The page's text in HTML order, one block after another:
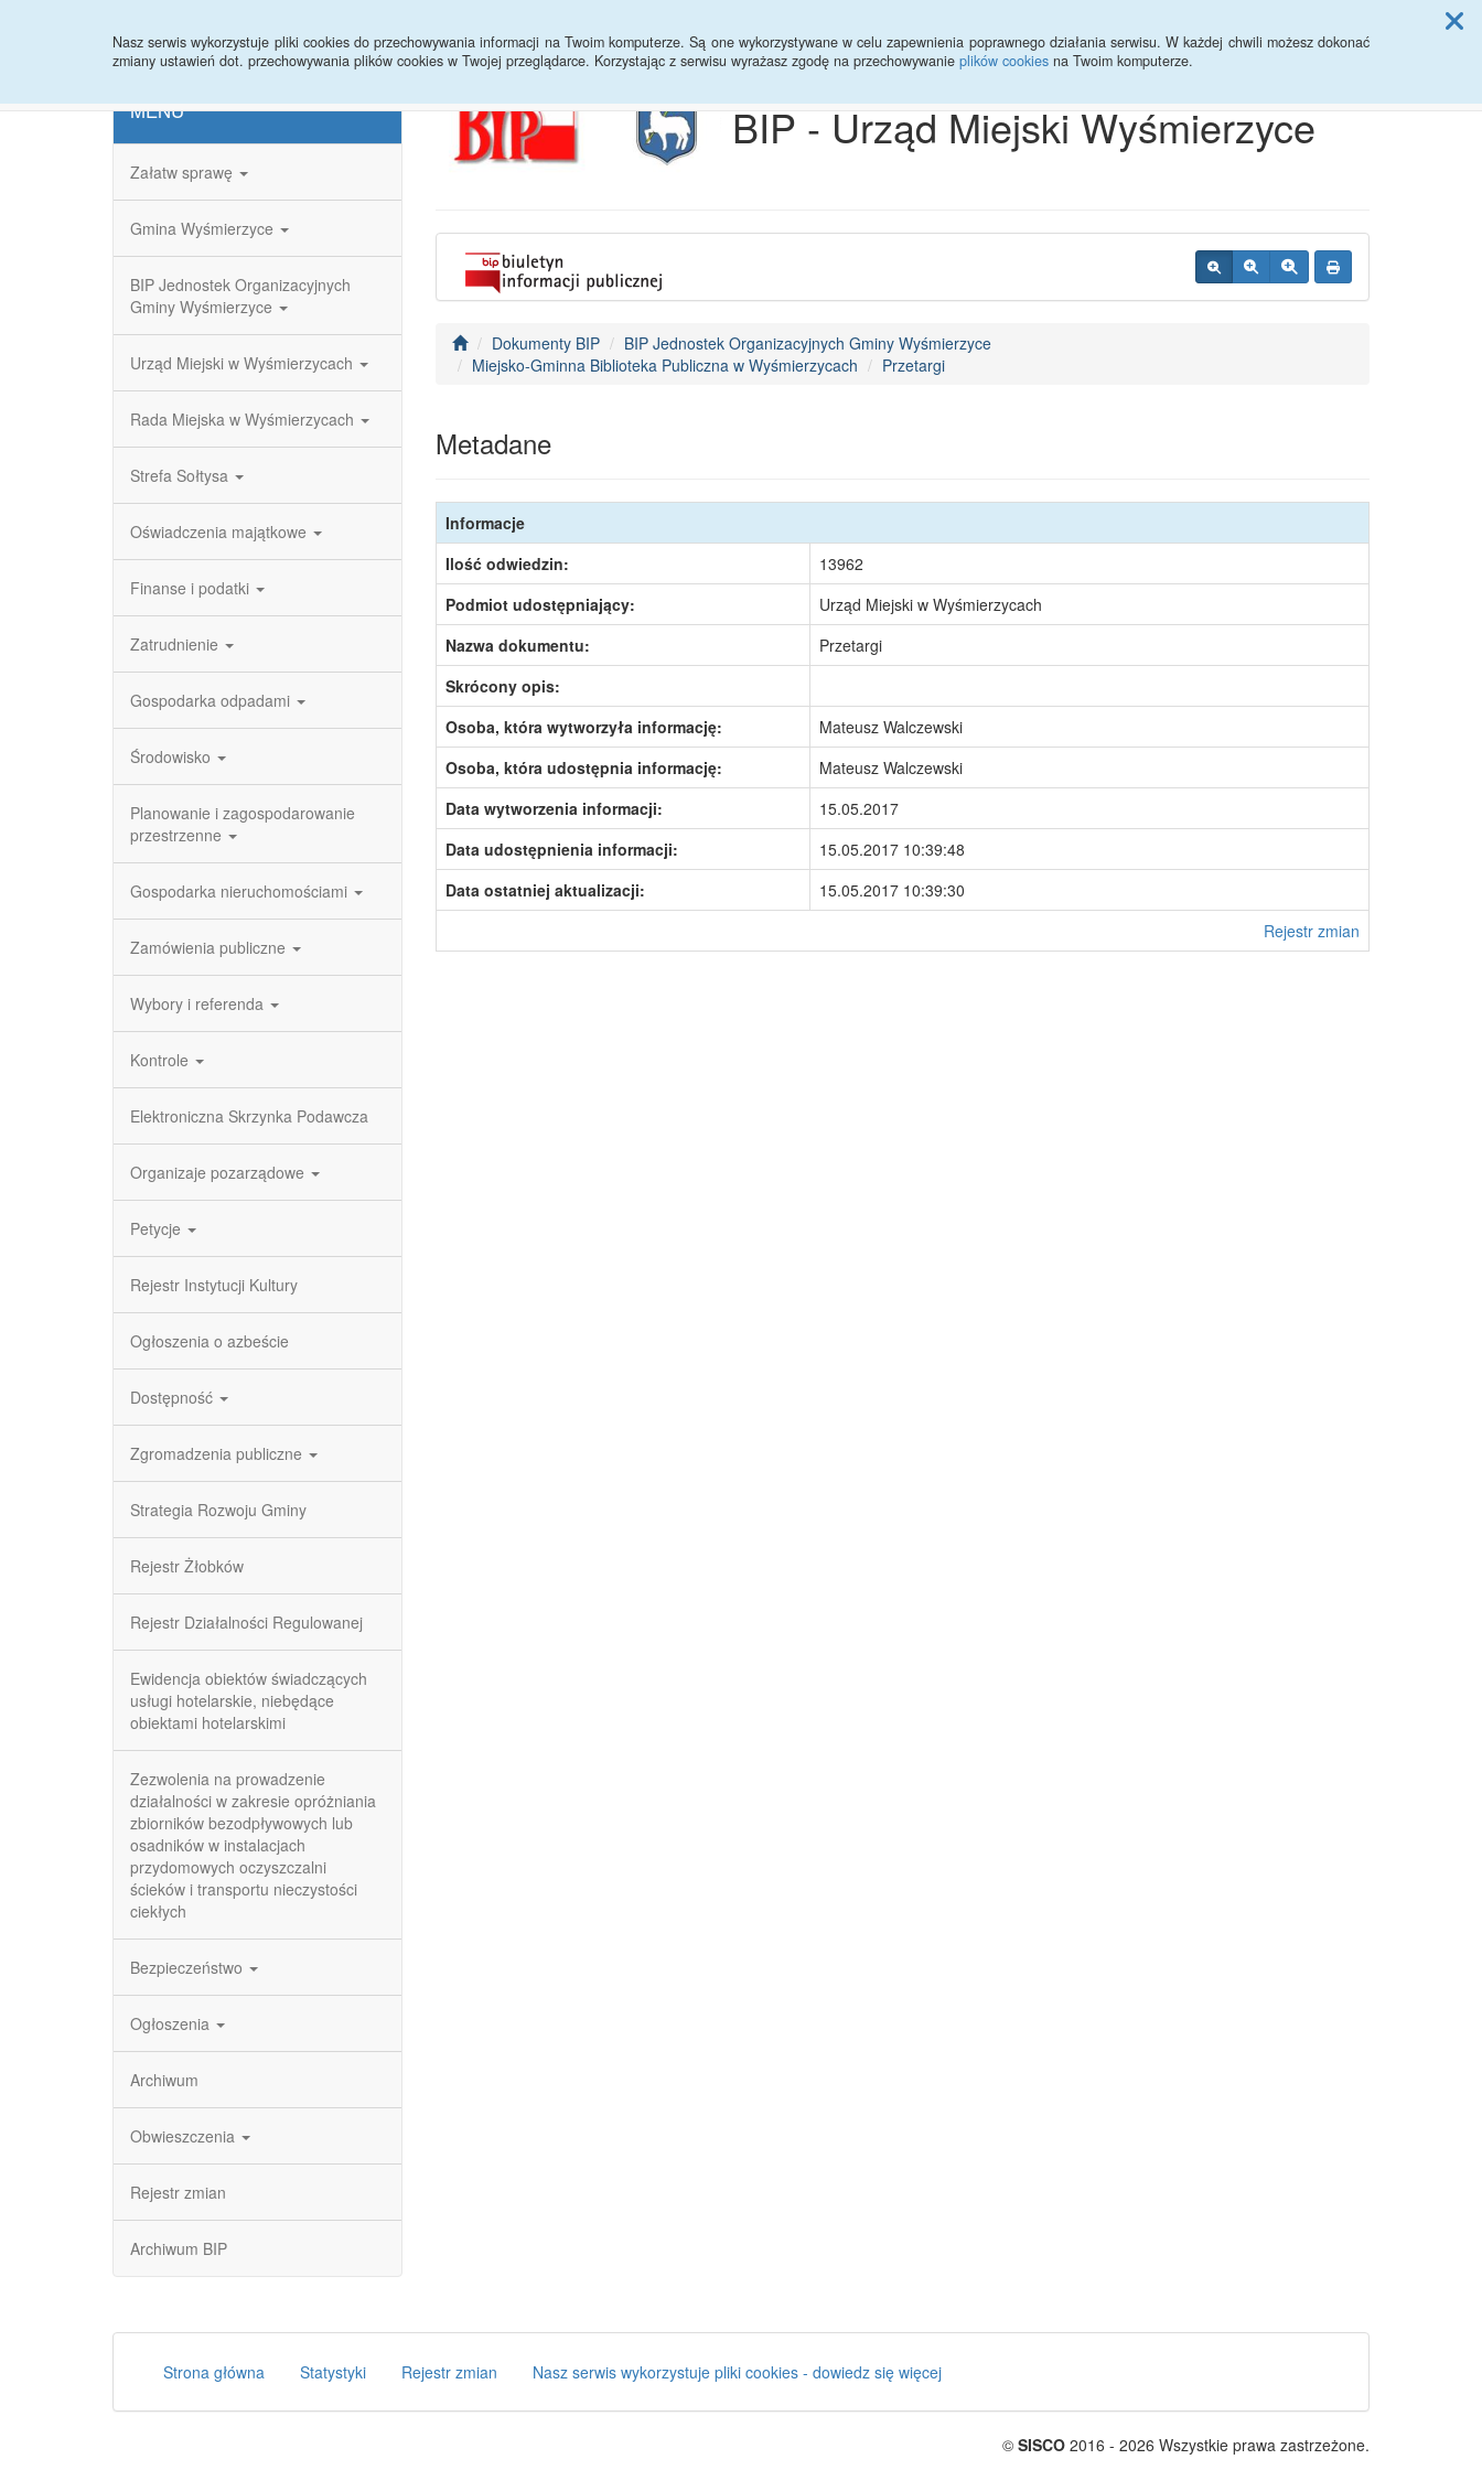
Nasz serwis wykorzystuje pliki cookies do przechowywania informacji na Twoim komputerze. Są one wykorzystywane w celu zapewnienia poprawnego działania serwisu. W każdej chwili możesz dokonać
zmiany ustawień dot. przechowywania plików cookies w Twojej przeglądarce. Korzystając z serwisu wyrażasz zgodę na przechowywanie plików cookies na Twoim komputerze.
Przycisk wyszukaj duży
MENU
Załatw sprawę
Gmina Wyśmierzyce
BIP Jednostek Organizacyjnych
Gminy Wyśmierzyce
Urząd Miejski w Wyśmierzycach
Rada Miejska w Wyśmierzycach
Strefa Sołtysa
Oświadczenia majątkowe
Finanse i podatki
Zatrudnienie
Gospodarka odpadami
Środowisko
Planowanie i zagospodarowanie
przestrzenne
Gospodarka nieruchomościami
Zamówienia publiczne
Wybory i referenda
Kontrole
Elektroniczna Skrzynka Podawcza
Organizaje pozarządowe
Petycje
Rejestr Instytucji Kultury
Ogłoszenia o azbeście
Dostępność
Zgromadzenia publiczne
Strategia Rozwoju Gminy
Rejestr Żłobków
Rejestr Działalności Regulowanej
Ewidencja obiektów świadczących
usługi hotelarskie, niebędące
obiektami hotelarskimi
Zezwolenia na prowadzenie
działalności w zakresie opróżniania
zbiorników bezodpływowych lub
osadników w instalacjach
przydomowych oczyszczalni
ścieków i transportu nieczystości
ciekłych
Bezpieczeństwo
Ogłoszenia
Archiwum
Obwieszczenia
Rejestr zmian
Archiwum BIP
BIP - Urząd Miejski Wyśmierzyce
Dokumenty BIP
BIP Jednostek Organizacyjnych Gminy Wyśmierzyce
Miejsko-Gminna Biblioteka Publiczna w Wyśmierzycach
Przetargi
Metadane
Informacje
Ilość odwiedzin:
13962
Podmiot udostępniający:
Urząd Miejski w Wyśmierzycach
Nazwa dokumentu:
Przetargi
Skrócony opis:
Osoba, która wytworzyła informację:
Mateusz Walczewski
Osoba, która udostępnia informację:
Mateusz Walczewski
Data wytworzenia informacji:
15.05.2017
Data udostępnienia informacji:
15.05.2017 10:39:48
Data ostatniej aktualizacji:
15.05.2017 10:39:30
Rejestr zmian
Strona główna Statystyki Rejestr zmian Nasz serwis wykorzystuje pliki cookies - dowiedz się więcej
© SISCO 2016 - 2026 Wszystkie prawa zastrzeżone.